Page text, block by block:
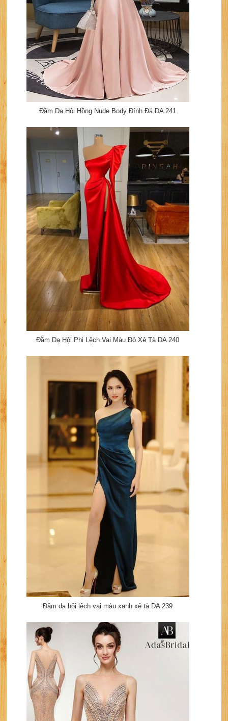
Đầm Dạ Hội Hồng Nude Body Đính Đá DA 241
Đầm Dạ Hội Phi Lệch Vai Màu Đỏ Xẻ Tà DA 240
Đầm dạ hội lệch vai màu xanh xẻ tà DA 239